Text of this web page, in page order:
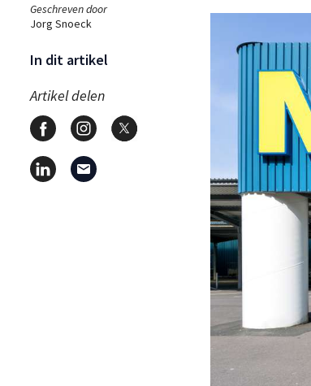
Geschreven door
Jorg Snoeck
In dit artikel
Artikel delen